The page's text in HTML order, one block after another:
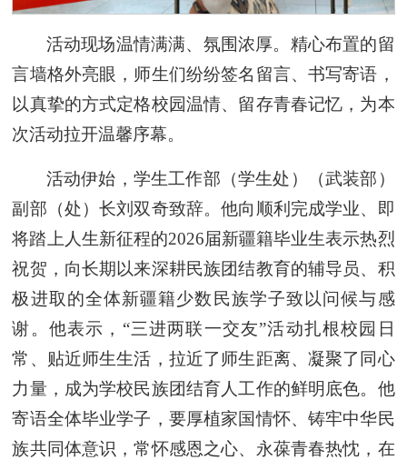
活动现场温情满满、氛围浓厚。精心布置的留
言墙格外亮眼，师生们纷纷签名留言、书写寄语，
以真挚的方式定格校园温情、留存青春记忆，为本
次活动拉开温馨序幕。
活动伊始，学生工作部（学生处）（武装部）
副部（处）长刘双奇致辞。他向顺利完成学业、即
将踏上人生新征程的2026届新疆籍毕业生表示热烈
祝贺，向长期以来深耕民族团结教育的辅导员、积
极进取的全体新疆籍少数民族学子致以问候与感
谢。他表示，“三进两联一交友”活动扎根校园日
常、贴近师生生活，拉近了师生距离、凝聚了同心
力量，成为学校民族团结育人工作的鲜明底色。他
寄语全体毕业学子，要厚植家国情怀、铸牢中华民
族共同体意识，常怀感恩之心、永葆青春热忱，在